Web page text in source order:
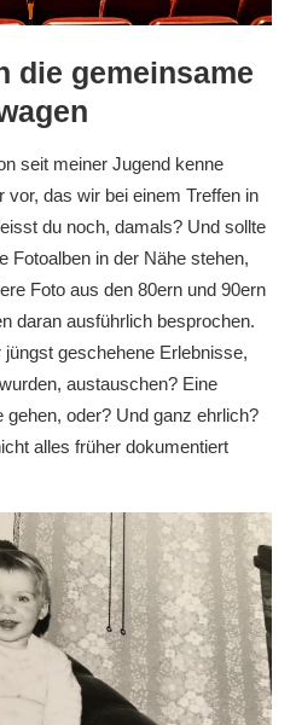
die gemeinsame
seit meiner Jugend kenne
das wir bei einem Treffen in
du noch, damals? Und sollte
Fotoalben in der Nähe stehen,
Foto aus den 80ern und 90ern
daran ausführlich besprochen.
geschehene Erlebnisse,
austauschen? Eine
oder? Und ganz ehrlich?
alles früher dokumentiert